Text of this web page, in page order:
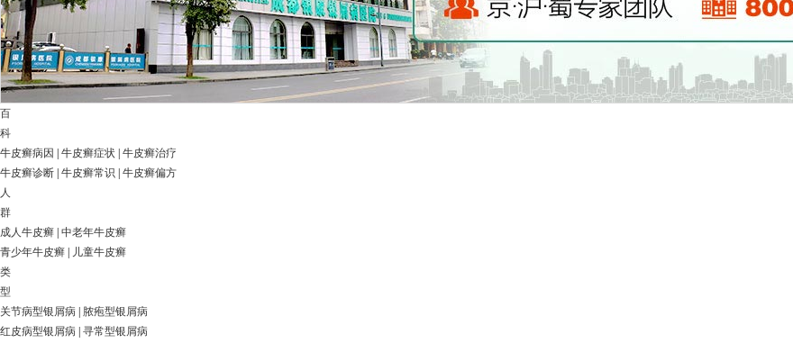
百
科
牛皮癣病因
牛皮癣症状 牛皮癣治疗
牛皮癣诊断 牛皮癣常识
牛皮癣偏方
人
群
成人牛皮癣 中老年牛皮癣
青少年牛皮癣
儿童牛皮癣
类
型
关节病型银屑病
脓疱型银屑病
红皮病型银屑病 寻常型银屑病